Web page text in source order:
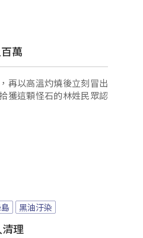
萬
再以高溫灼燒後立刻冒出
獲這顆怪石的林姓民眾認
黑油汙染
理